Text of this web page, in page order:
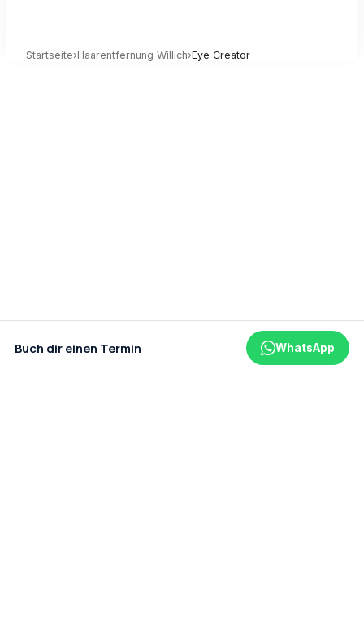
Startseite›Haarentfernung Willich›Eye Creator
Buch dir einen Termin WhatsApp